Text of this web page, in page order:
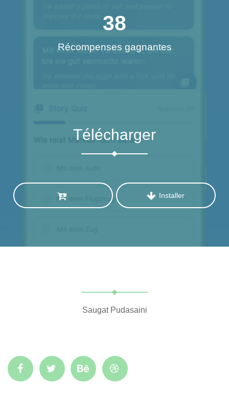
38
Récompenses gagnantes
Télécharger
Installer
Saugat Pudasaini